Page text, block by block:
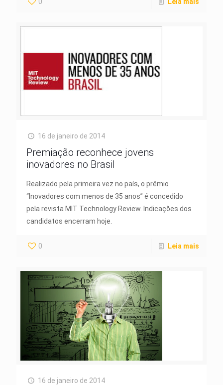
16 de janeiro de 2014
Premiação reconhece jovens
inovadores no Brasil
Realizado pela primeira vez no país, o prêmio
“Inovadores com menos de 35 anos” é concedido
pela revista MIT Technology Review. Indicações dos
candidatos encerram hoje.
0 Leia mais
16 de janeiro de 2014